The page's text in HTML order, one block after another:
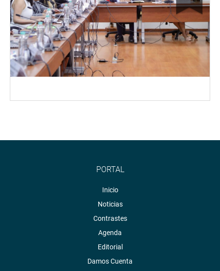
PORTAL
Inicio
Noticias
Contrastes
Agenda
Editorial
Damos Cuenta